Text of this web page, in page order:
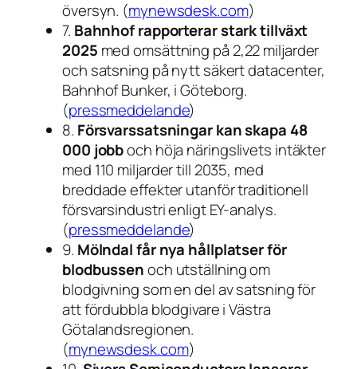
översyn. (mynewsdesk.com)
7. Bahnhof rapporterar stark tillväxt
2025 med omsättning på 2,22 miljarder
och satsning på nytt säkert datacenter,
Bahnhof Bunker, i Göteborg.
(pressmeddelande)
8. Försvarssatsningar kan skapa 48
000 jobboch höja näringslivets intäkter
med 110 miljarder till 2035, med
breddade effekter utanför traditionell
försvarsindustri enligt EY-analys.
(pressmeddelande)
9. Mölndal får nya hållplatser för
blodbussenoch utställning om
blodgivning som en del av satsning för
att fördubbla blodgivare i Västra
Götalandsregionen.
(mynewsdesk.com)